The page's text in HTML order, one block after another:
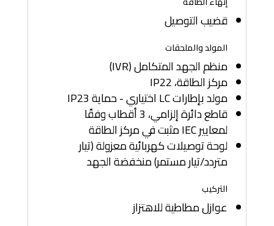
قضيب التوصيل
المولد والملحقات
منظم الجهد المتكامل (IVR)
مركز الطاقة، IP22
مولد بإطارات LC اختياري - حماية IP23
قاطع دائرة إلزامي، 3 أقطاب وفقًا
لمعايير IEC مثبت في مركز الطاقة
لوحة توصيلات كهربائية معزولة (تيار
متردد/تيار مستمر) منخفضة الجهد
التركيب
عوازل مطاطية للاهتزاز